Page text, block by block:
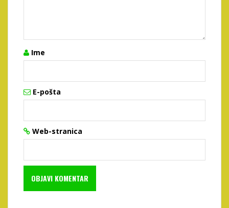
Ime
E-pošta
Web-stranica